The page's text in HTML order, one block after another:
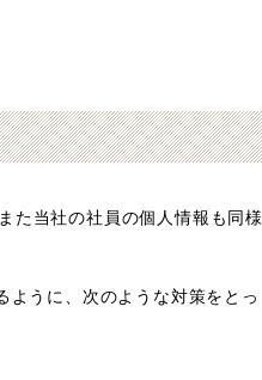
た当社の社員の個人情報も同様
うに、次のような対策をとっ